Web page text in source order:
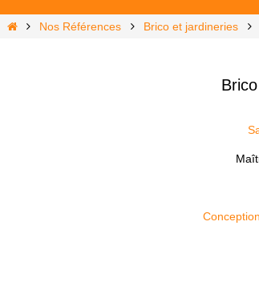
HomeNos Références Brico et jardineries